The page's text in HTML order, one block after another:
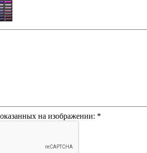
на изображении: *